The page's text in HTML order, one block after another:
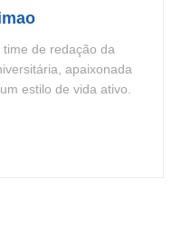
de redação da
apaixonada
estilo de vida ativo.